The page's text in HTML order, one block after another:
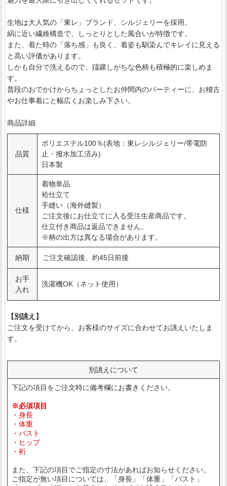
生地は大人気の「東レ」ブランド、シルジェリーを採用。
絹に近い繊維構造で、しっとりとした風合いが特徴です。
また、着た時の「落ち感」も良く、着姿も馴染んでキレイに見える
と高い評価があります。
しかも自分で洗えるので、躊躇しがちな色柄も積極的に楽しめま
す。
普段のおでかけからちょっとしたお仲間内のパーティーに、お稽古
やお仕事着にと幅広くお楽しみ下さい。
商品詳細
品質
ポリエステル100％(表地：東レシルジェリー/帯電防
止・撥水加工済み)
日本製
仕様
着物単品
袷仕立て
手縫い（海外縫製）
ご注文後にお仕立てに入る受注生産商品です。
仕立付き商品は返品できません。
※柄の出方は異なる場合があります。
納期 ご注文確認後、約45日前後
お手
入れ
洗濯機OK（ネット使用）
【別誂え】
ご注文を受けてから、お客様のサイズに合わせてお誂えいたしま
す。
別誂えについて
下記の項目をご注文時に備考欄にお書きください。
※必須項目
・身長
・体重
・バスト
・ヒップ
・裄
また、下記の項目でご指定の寸法があればお知らせください。
ご指定が無い項目については、「身長」「体重」「バスト」